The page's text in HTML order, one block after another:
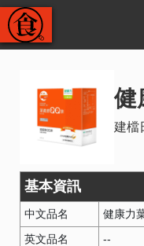
健
建檔
基本資訊
中文品名
健康力
英文品名
--